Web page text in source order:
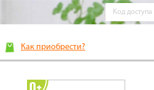
Как приобрести?